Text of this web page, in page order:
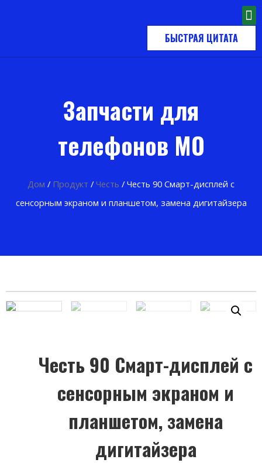
БЫСТРАЯ ЦИТАТА
Запчасти для
телефонов MO
Дом / Продукт / Честь / Честь 90 Смарт-дисплей с
сенсорным экраном и планшетом, замена дигитайзера
Честь 90 Смарт-дисплей с
сенсорным экраном и
планшетом, замена
дигитайзера